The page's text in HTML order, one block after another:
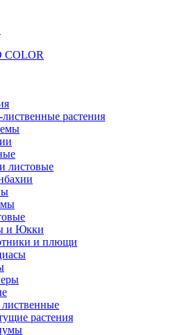
COLOR
растения
листовые
и Юкки
и плющи
растения